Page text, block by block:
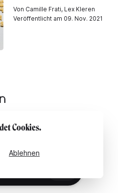
Von Camille Frati, Lex Kleren
Veröffentlicht am 09. Nov. 2021
uns
Cookies.
Ablehnen